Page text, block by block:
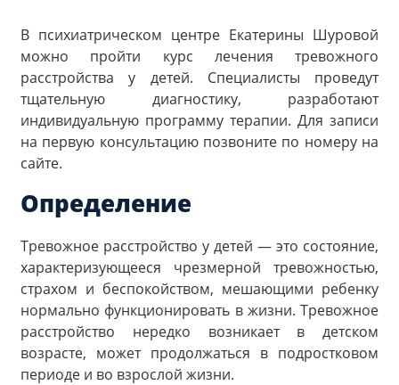
В психиатрическом центре Екатерины Шуровой
можно пройти курс лечения тревожного
расстройства у детей. Специалисты проведут
тщательную диагностику, разработают
индивидуальную программу терапии. Для записи
на первую консультацию позвоните по номеру на
сайте.
Определение
Тревожное расстройство у детей — это состояние,
характеризующееся чрезмерной тревожностью,
страхом и беспокойством, мешающими ребенку
нормально функционировать в жизни. Тревожное
расстройство нередко возникает в детском
возрасте, может продолжаться в подростковом
периоде и во взрослой жизни.